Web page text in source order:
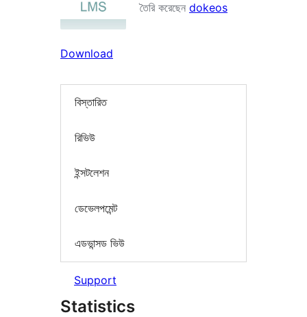
তৈরি করেছেন dokeos
Download
বিস্তারিত
রিভিউ
ইন্সটলেশন
ডেভেলপমেন্ট
এডভান্সড ভিউ
Support
Statistics